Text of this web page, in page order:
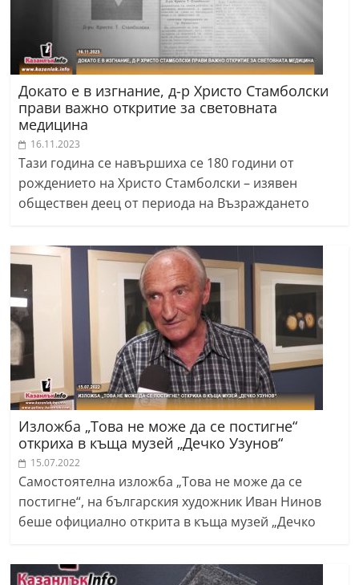
Докато е в изгнание, д-р Христо Стамболски
прави важно откритие за световната
медицина
16.11.2023
Тази година се навършиха се 180 години от
рождението на Христо Стамболски – изявен
обществен деец от периода на Възраждането
Изложба „Това не може да се постигне“
откриха в къща музей „Дечко Узунов“
15.07.2022
Самостоятелна изложба „Това не може да се
постигне“, на българския художник Иван Нинов
беше официално открита в къща музей „Дечко